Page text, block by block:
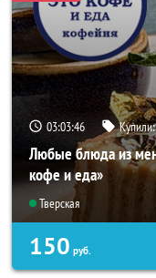
03:03:42
Любые блюда из
кофе и еда»
Тверская
150 руб.